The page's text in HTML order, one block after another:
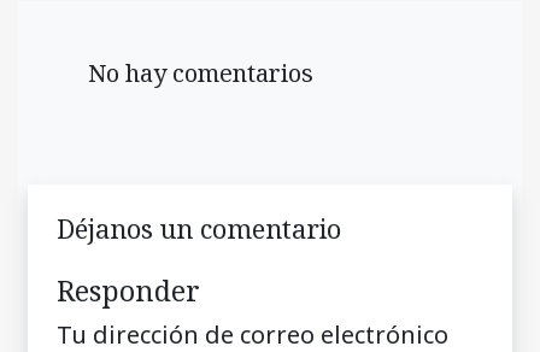
No hay comentarios
Déjanos un comentario
Responder
Tu dirección de correo electrónico